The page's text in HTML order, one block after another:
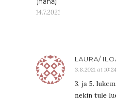
14.7.2021
LAURA/
3.8.2021 at 10:24
3. ja 5.
nekin tule